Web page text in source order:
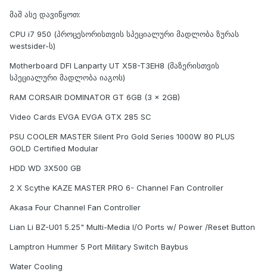
მაშ ასე დავიწყოთ:
CPU i7 950 (პროცესორისთვის სპეციალური მადლობა ზურას
westsider-ს)
Motherboard DFI Lanparty UT X58-T3EH8 (მაზერისთვის
სპეციალური მადლობა იაგოს)
RAM CORSAIR DOMINATOR GT 6GB (3 x 2GB)
Video Cards EVGA EVGA GTX 285 SC
PSU COOLER MASTER Silent Pro Gold Series 1000W 80 PLUS
GOLD Certified Modular
HDD WD 3X500 GB
2 X Scythe KAZE MASTER PRO 6- Channel Fan Controller
Akasa Four Channel Fan Controller
Lian Li BZ-U01 5.25" Multi-Media I/O Ports w/ Power /Reset Button
Lamptron Hummer 5 Port Military Switch Baybus
Water Cooling